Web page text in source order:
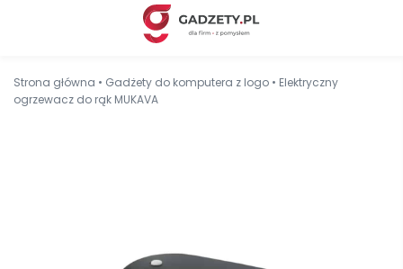
Strona główna • Gadżety do komputera z logo • Elektryczny
ogrzewacz do rąk MUKAVA